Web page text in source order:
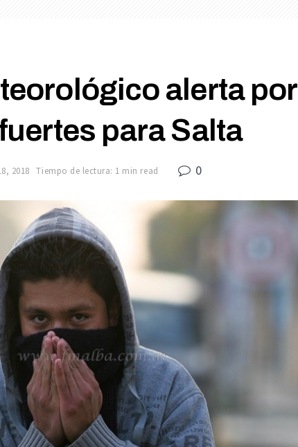
alerta por
para Salta
2018 Tiempo de lectura: 1 min read 0